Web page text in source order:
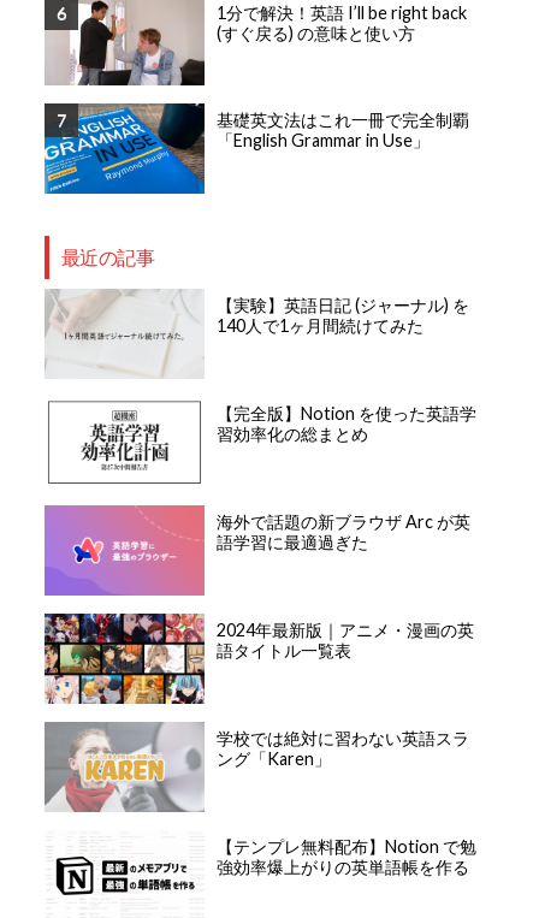
1分で解決！英語 I’ll be right back
(すぐ戻る) の意味と使い方
基礎英文法はこれ一冊で完全制覇
「English Grammar in Use」
最近の記事
【実験】英語日記 (ジャーナル) を
140人で1ヶ月間続けてみた
【完全版】Notion を使った英語学
習効率化の総まとめ
海外で話題の新ブラウザ Arc が英
語学習に最適過ぎた
2024年最新版｜アニメ・漫画の英
語タイトル一覧表
学校では絶対に習わない英語スラ
ング「Karen」
【テンプレ無料配布】Notion で勉
強効率爆上がりの英単語帳を作る